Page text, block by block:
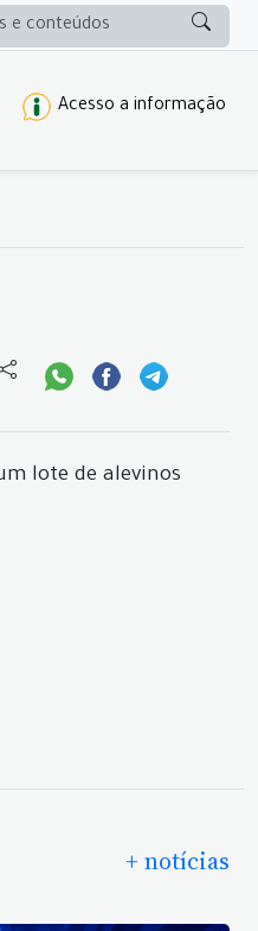
Acesso a informação
lote de alevinos
+ notícias